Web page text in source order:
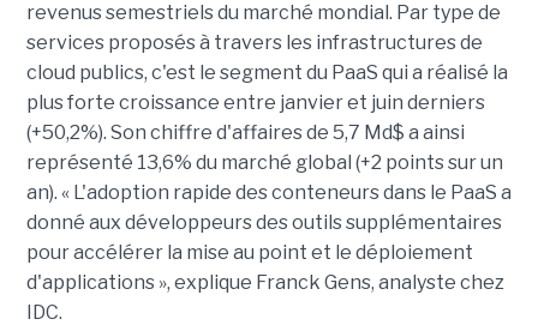
revenus semestriels du marché mondial. Par type de
services proposés à travers les infrastructures de
cloud publics, c'est le segment du PaaS qui a réalisé la
plus forte croissance entre janvier et juin derniers
(+50,2%). Son chiffre d'affaires de 5,7 Md$ a ainsi
représenté 13,6% du marché global (+2 points sur un
an). « L'adoption rapide des conteneurs dans le PaaS a
donné aux développeurs des outils supplémentaires
pour accélérer la mise au point et le déploiement
d'applications », explique Franck Gens, analyste chez
IDC.